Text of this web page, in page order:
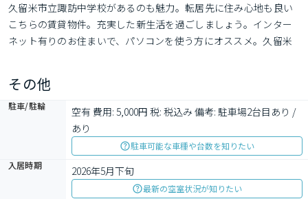
久留米市立諏訪中学校があるのも魅力。転居先に住み心地も良い
こちらの賃貸物件。充実した新生活を過ごしましょう。インター
ネット有りのお住まいで、パソコンを使う方にオススメ。久留米
36-7520にてご連絡下さい。
その他
駐車/駐輪
空有 費用: 5,000円 税: 税込み 備考: 駐車場2台目あり /
あり
駐車可能な車種や台数を知りたい
入居時期
2026年5月下旬
最新の空室状況が知りたい